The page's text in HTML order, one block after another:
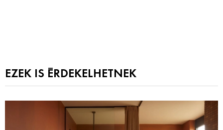
EZEK IS ÉRDEKELHETNEK